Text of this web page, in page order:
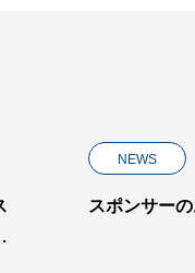
NEWS
スポンサーの